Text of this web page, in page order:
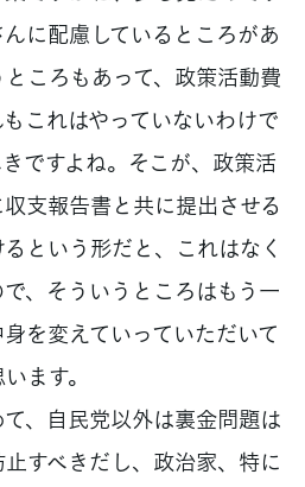
に配慮しているところがあ
ころもあって、政策活動費
これはやっていないわけで
ですよね。そこが、政策活
支報告書と共に提出させる
という形だと、これはなく
、そういうところはもう一
を変えていっていただいて
ます。
、自民党以外は裏金問題は
すべきだし、政治家、特に